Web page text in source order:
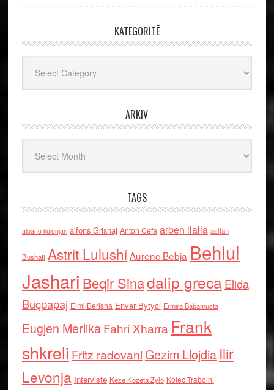
KATEGORITË
ARKIV
TAGS
albano kolonjari alfons Grishaj Anton Cefa arben llalla asllan
Bushati Astrit Lulushi Aurenc Bebja Behlul
Jashari Beqir Sinadalip grecaElida
Buçpapaj Elmi Berisha Enver Bytyci Ermira Babamusta
Eugjen MerlikaFahri Xharra Frank
shkreli Fritz radovaniGezim Llojdia Ilir
Levonja Interviste Keze Kozeta Zylo Kolec Traboini